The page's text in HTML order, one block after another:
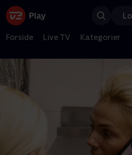
Forside Live TV Kategorier